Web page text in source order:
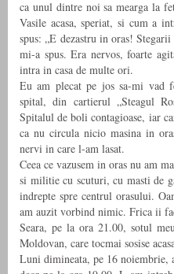
ca unul dintre noi sa mearga la
Vasile acasa, speriat, si cum a
spus: „E dezastru in oras!
mi-a spus. Era nervos, foarte
intra in casa de multe ori.
Eu am plecat pe jos sa-mi vad
spital, din cartierul „Steagul
Spitalul de boli contagioase, iar
ca nu circula nicio masina in
nervi in care l-am lasat.
Ceea ce vazusem in oras nu am
si militie cu scuturi, cu masti de
indrepte spre centrul orasului.
am auzit vorbind nimic. Frica ii
Seara, pe la ora 21.00, sotul
Moldovan, care tocmai sosise
Luni dimineata, pe 16 noiembrie,